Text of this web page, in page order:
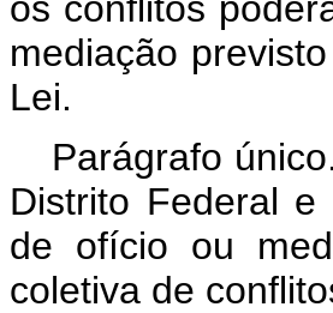
mediação
Lei.
Parágrafo
Distrito Federal
de ofício ou
coletiva de